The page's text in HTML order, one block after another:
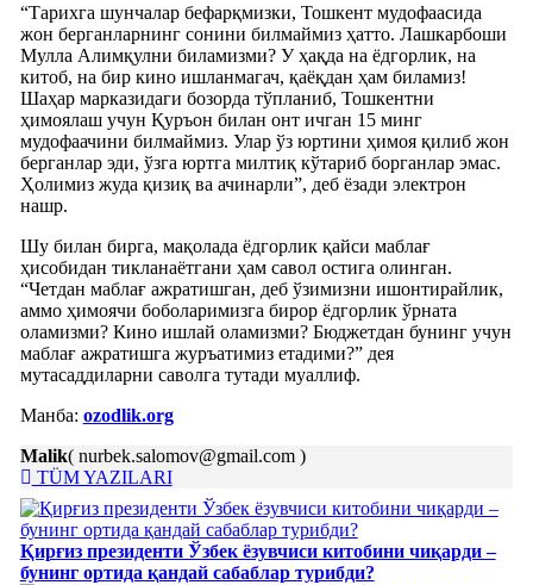
“Тарихга шунчалар бефарқмизки, Тошкент мудофаасида
жон берганларнинг сонини билмаймиз ҳатто. Лашкарбоши
Мулла Алимқулни биламизми? У ҳақда на ёдгорлик, на
китоб, на бир кино ишланмагач, қаёқдан ҳам биламиз!
Шаҳар марказидаги бозорда тўпланиб, Тошкентни
ҳимоялаш учун Қуръон билан онт ичган 15 минг
мудофаачини билмаймиз. Улар ўз юртини ҳимоя қилиб жон
берганлар эди, ўзга юртга милтиқ кўтариб борганлар эмас.
Ҳолимиз жуда қизиқ ва ачинарли”, деб ёзади электрон
нашр.
Шу билан бирга, мақолада ёдгорлик қайси маблағ
ҳисобидан тикланаётгани ҳам савол остига олинган.
“Четдан маблағ ажратишган, деб ўзимизни ишонтирайлик,
аммо ҳимоячи боболаримизга бирор ёдгорлик ўрната
оламизми? Кино ишлай оламизми? Бюджетдан бунинг учун
маблағ ажратишга журъатимиз етадими?” дея
мутасаддиларни саволга тутади муаллиф.
Манба: ozodlik.org
Malik( nurbek.salomov@gmail.com )
TÜM YAZILARI
Қирғиз президенти Ўзбек ёзувчиси китобини чиқарди –
бунинг ортида қандай сабаблар турибди?